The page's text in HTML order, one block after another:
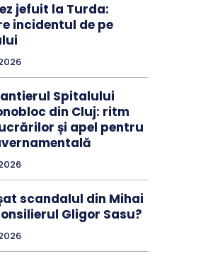
jefuit la Turda:
incidentul de pe
Spitalului
din Cluj: ritm
și apel pentru
scandalul din Mihai
Gligor Sasu?